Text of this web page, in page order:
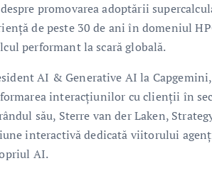
promovarea adoptării
de peste 30 de ani în domeniul
performant la scară globală.
AI & Generative AI la
interacțiunilor cu clienții în
său, Sterre van der Laken,
interactivă dedicată viitorului
AI.